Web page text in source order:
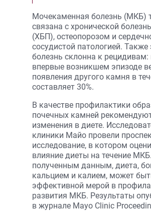
Мочекаменная болезнь (МКБ)
связана с хронической
(ХБП), остеопорозом и
сосудистой патологией. Также
болезнь склонна к рецидивам:
впервые возникшем эпизоде
появления другого камня в
составляет 30%.
В качестве профилактики
почечных камней
изменения в диете.
клиники Майо провели
исследование, в котором
влияние диеты на течение
полученным данным, диета,
кальцием и калием, может
эффективной мерой в
развития МКБ. Результаты
в журнале Mayo Clinic